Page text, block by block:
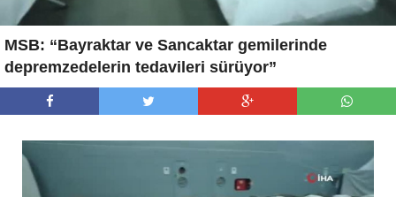
MSB: “Bayraktar ve Sancaktar gemilerinde
depremzedelerin tedavileri sürüyor”